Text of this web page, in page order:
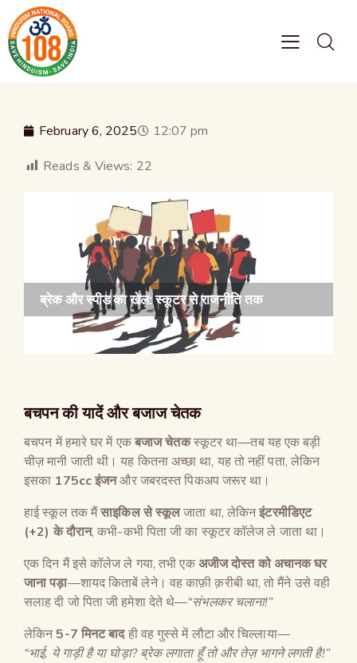
February 6, 2025
12:07 pm
Reads & Views: 22
ब्रेक और स्पीड का खेल: स्कूटर से राजनीति तक
बचपन की यादें और बजाज चेतक
बचपन में हमारे घर में एकबजाज चेतकस्कूटर था—तब यह एक बड़ी
चीज़ मानी जाती थी। यह कितना अच्छा था, यह तो नहीं पता, लेकिन
इसका 175ccइंजनऔर जबरदस्त पिकअप जरूर था।
हाई स्कूल तक मैंसाइकिल से स्कूलजाता था, लेकिनइंटरमीडिएट
(+2) के दौरान, कभी-कभी पिता जी का स्कूटर कॉलेज ले जाता था।
एक दिन मैं इसे कॉलेज ले गया, तभी एकअजीज दोस्त को अचानक घर
जाना पड़ा—शायद किताबें लेने। वह काफ़ी क़रीबी था, तो मैंने उसे वही
सलाह दी जो पिता जी हमेशा देते थे—“संभलकर चलाना!”
लेकिन5-7 मिनट बादही वह गुस्से में लौटा और चिल्लाया—
“भाई, ये गाड़ी है या घोड़ा?ब्रेक लगाता हूँ तो और तेज़ भागने लगती है!”